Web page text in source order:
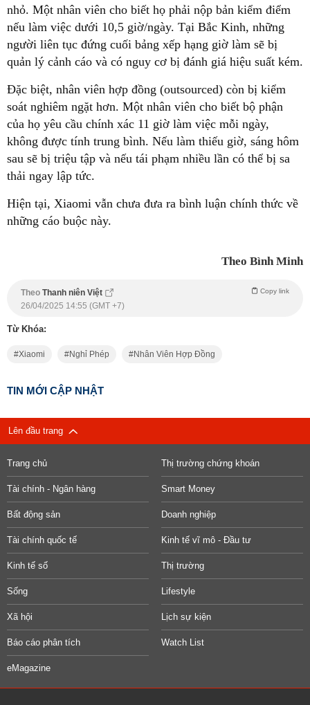
nhỏ. Một nhân viên cho biết họ phải nộp bản kiểm điểm
nếu làm việc dưới 10,5 giờ/ngày. Tại Bắc Kinh, những
người liên tục đứng cuối bảng xếp hạng giờ làm sẽ bị
quản lý cảnh cáo và có nguy cơ bị đánh giá hiệu suất kém.
Đặc biệt, nhân viên hợp đồng (outsourced) còn bị kiểm
soát nghiêm ngặt hơn. Một nhân viên cho biết bộ phận
của họ yêu cầu chính xác 11 giờ làm việc mỗi ngày,
không được tính trung bình. Nếu làm thiếu giờ, sáng hôm
sau sẽ bị triệu tập và nếu tái phạm nhiều lần có thể bị sa
thải ngay lập tức.
Hiện tại, Xiaomi vẫn chưa đưa ra bình luận chính thức về
những cáo buộc này.
Theo Bình Minh
Theo Thanh niên Việt Copy link
26/04/2025 14:55 (GMT +7)
Từ Khóa:
Xiaomi Nghỉ Phép Nhân Viên Hợp Đồng
TIN MỚI CẬP NHẬT
Lên đầu trang
Trang chủ Thị trường chứng khoán
Tài chính - Ngân hàng Smart Money
Bất động sản Doanh nghiệp
Tài chính quốc tế Kinh tế vĩ mô - Đầu tư
Kinh tế số Thị trường
Sống Lifestyle
Xã hội Lịch sự kiện
Báo cáo phân tích Watch List
eMagazine